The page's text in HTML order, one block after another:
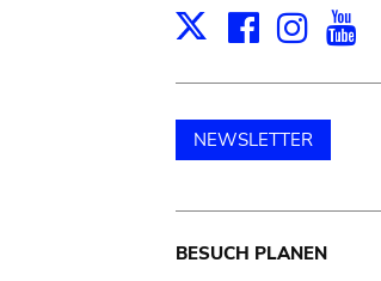
X
NEWSLETTER
Main
BESUCH PLANEN